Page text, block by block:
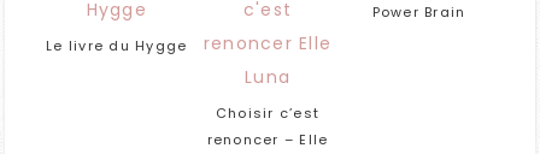
Le livre du Hygge
Choisir c’est
renoncer – Elle
Power Brain